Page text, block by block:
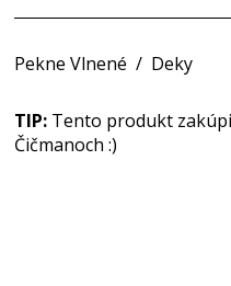
Pekne Vlnené / Deky
TIP: Tento produkt
Čičmanoch :)